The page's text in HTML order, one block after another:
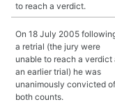
to reach a verdict.
On 18 July 2005
a retrial (the jury were
unable to reach a verdict
an earlier trial) he was
unanimously convicted of
both counts.